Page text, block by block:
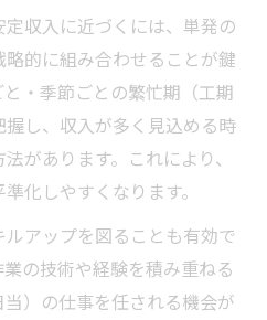
収入に近づくには、単発の
的に組み合わせることが鍵
・季節ごとの繁忙期（工期
し、収入が多く見込める時
があります。これにより、
化しやすくなります。
アップを図ることも有効で
の技術や経験を積み重ねる
）の仕事を任される機会が